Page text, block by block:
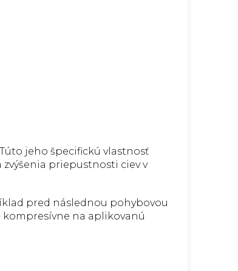
jeho špecifickú vlastnosť
priepustnosti ciev v
pred následnou pohybovou
na aplikovanú